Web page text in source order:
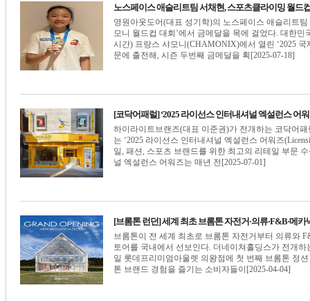
노스페이스 애슬리트팀 서채현, 스포츠클라이밍 월드
영원아웃도어(대표 성기학)의 노스페이스 애슬리트
모니 월드컵 대회’에서 금메달을 목에 걸었다. 대한
시간) 프랑스 샤모니(CHAMONIX)에서 열린 ‘2025
문에 출전해, 시즌 두번째 금메달을 획[2025-07-18]
[코닥어패럴] ‘2025 라이선스 인터내셔널 엑설런스 어
하이라이트브랜즈(대표 이준권)가 전개하는 코닥어
는 ‘2025 라이선스 인터내셔널 엑설런스 어워즈
일, 패션, 스포츠 브랜드를 위한 최고의 리테일 부문
널 엑설런스 어워즈는 매년 전[2025-07-01]
[브롬톤 런던] 세계 최초 브롬톤 자전거·의류·F&B·메
브롬톤이 전 세계 최초로 브롬톤 자전거부터 의류와
토어를 국내에서 선보인다. 더네이쳐홀딩스가 전개
일 롯데프리미엄아울렛 의왕점에 첫 번째 브롬톤 정
톤 브랜드 경험을 즐기는 소비자들이[2025-04-04]